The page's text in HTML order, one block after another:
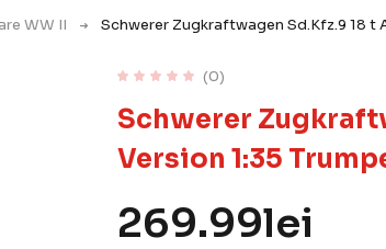
WW II Schwerer Zugkraftwagen Sd.Kfz.9 18 t
(0)
Schwerer
Version 1:35
269.99lei